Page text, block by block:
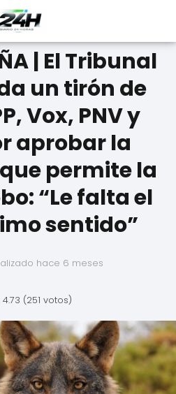
| El Tribunal
un tirón de
Vox, PNV y
aprobar la
permite la
“Le falta el
sentido”
hace 6 meses
(251 votos)